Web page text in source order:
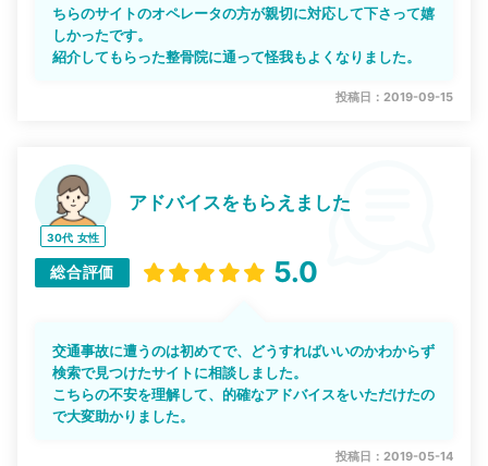
ちらのサイトのオペレータの方が親切に対応して下さって嬉
しかったです。
紹介してもらった整骨院に通って怪我もよくなりました。
投稿日：2019-09-15
30代 女性
アドバイスをもらえました
総合評価 5.0
交通事故に遭うのは初めてで、どうすればいいのかわからず
検索で見つけたサイトに相談しました。
こちらの不安を理解して、的確なアドバイスをいただけたの
で大変助かりました。
投稿日：2019-05-14